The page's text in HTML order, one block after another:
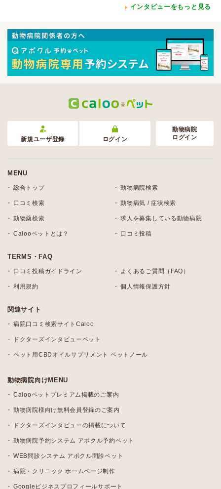
インタビューをもっと見る
新規ユーザ登録 ログイン
動物病院
ログイン
MENU
総合トップ 動物病院検索
口コミ検索 動物病気 / 症状検索
動物薬検索 求人を募集している動物病院
Calooペットとは？ 口コミ投稿
TERMS・FAQ
口コミ投稿ガイドライン よくあるご質問（FAQ）
利用規約 個人情報保護方針
関連サイト
病院口コミ検索サイトCaloo
ドクターズインタビューペット
ペット用CBDオイルサプリメント ペットノール
動物病院向けMENU
Calooペットプレミアム掲載のご案内
動物病院様向け無料会員登録のご案内
ドクターズインタビューの掲載について
動物病院予約システム アポクル予約ペット
WEB問診システム アポクル問診ペット
病院・クリニック ホームページ制作
Googleビジネスプロフィールサポート